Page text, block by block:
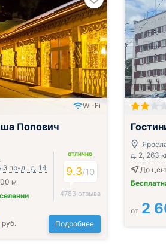
Wi-Fi
Попович
пр-д., д. 14
м
ОТЛИЧНО
9.3/10
4783 отзыва
руб. Подробнее
д. 2, 263
До
от 2